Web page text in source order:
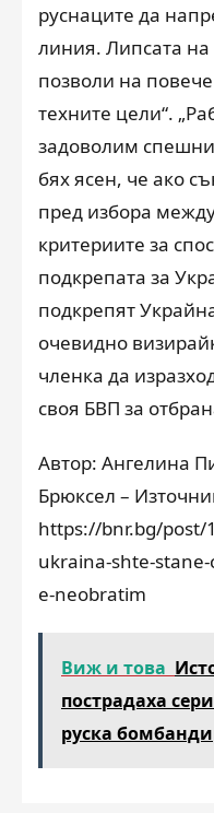
руснаците да
линия. Липсата
позволи на
техните цели“.
задоволим
бях ясен, че ако
пред избора
критериите за
подкрепата за
подкрепят
очевидно
членка да
своя БВП за
Автор: Ангелина
Брюксел –
https://bnr.bg/post/
ukraina-shte-
e-neobratim
Виж и това
пострадаха
руска